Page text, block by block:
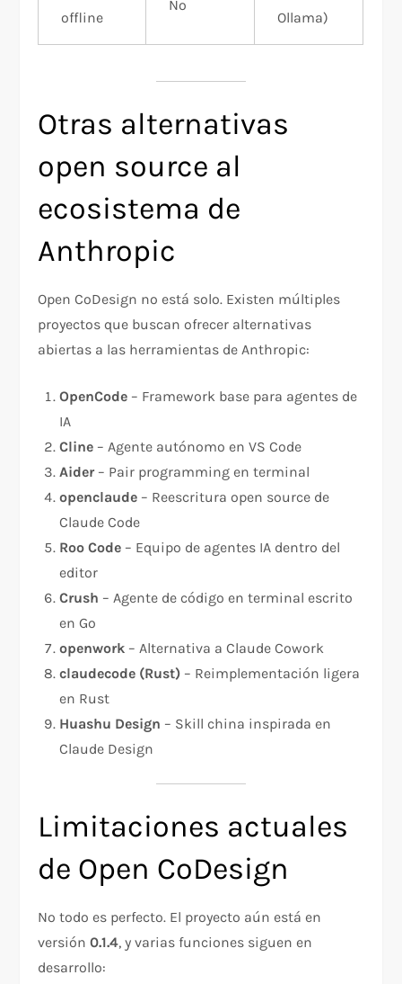
offline
No
Ollama)
Otras alternativas
open source al
ecosistema de
Anthropic
Open CoDesign no está solo. Existen múltiples
proyectos que buscan ofrecer alternativas
abiertas a las herramientas de Anthropic:
OpenCode – Framework base para agentes de
IA
Cline – Agente autónomo en VS Code
Aider– Pair programming en terminal
openclaude – Reescritura open source de
Claude Code
Roo Code – Equipo de agentes IA dentro del
editor
Crush – Agente de código en terminal escrito
en Go
openwork – Alternativa a Claude Cowork
claudecode (Rust) – Reimplementación ligera
en Rust
Huashu Design – Skill china inspirada en
Claude Design
Limitaciones actuales
de Open CoDesign
No todo es perfecto. El proyecto aún está en
versión0.1.4, y varias funciones siguen en
desarrollo: